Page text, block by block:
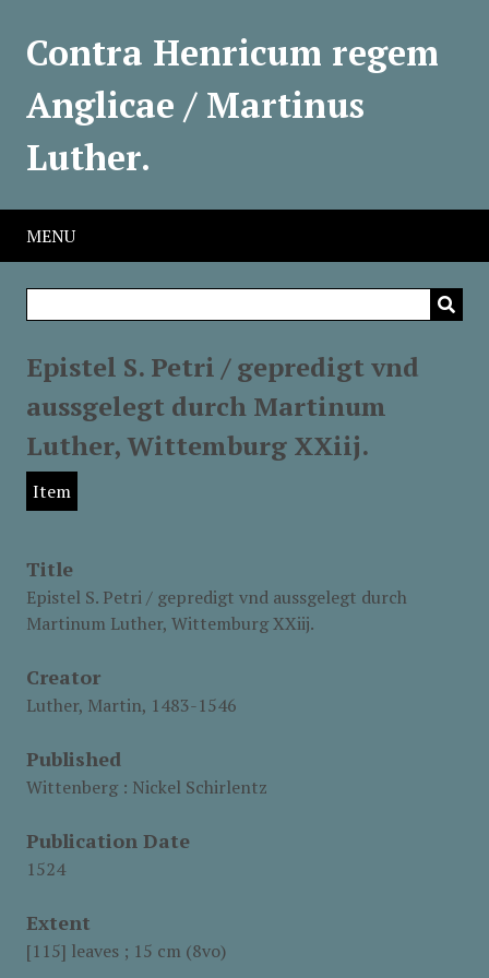
Contra Henricum regem
Anglicae / Martinus
Luther.
MENU
Epistel S. Petri / gepredigt vnd
aussgelegt durch Martinum
Luther, Wittemburg XXiij.
Item
Title
Epistel S. Petri / gepredigt vnd aussgelegt durch
Martinum Luther, Wittemburg XXiij.
Creator
Luther, Martin, 1483-1546
Published
Wittenberg : Nickel Schirlentz
Publication Date
1524
Extent
[115] leaves ; 15 cm (8vo)